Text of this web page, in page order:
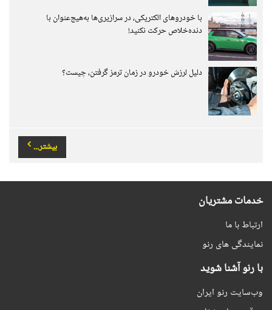
با خودروهای الکتریکی، در سرازیری‌ها به‌هیچ‌عنوان با
دنده‌خلاص حرکت نکنید!
دلیل لرزش خودرو در زمان ترمز گرفتن، چیست؟
بیشتر...
خدمات مشتریان
ارتباط با ما
نمایندگی های رنو
با رنو آشنا شوید
وب‌سایت رنو ایران